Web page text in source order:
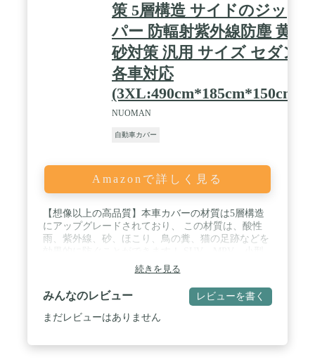
せん。。問題がございましたら、ご気軽にこちらに
連絡ください。返金再送に対応可能です。私たちは
お客様からの問題を解決するために全力を尽くしま
策 5層構造 サイドのジッ
パー 防輻射紫外線防塵 黄
砂対策 汎用 サイズ セダン
各車対応
(3XL:490cm*185cm*150cm)
NUOMAN
自動車カバー
Amazonで詳しく見る
【想像以上の高品質】本車カバーの材質は5層構造
にアップグレードされており、 この材質は、酸性
雨、紫外線、砂、ほこり、鳥の糞、猫の足跡などを
車に最適！収納バッグ付き。 / 【優れた耐風雨性
能】本車カバーは、本体前後に伸縮性のあるボトム
バンドと中央固定バックルを備えています。体にぴ
ったりとフィットし、本商品はより高い耐風性を備
えています。 そして、2層のPE防水材質が車カバー
続きを見る
みんなのレビュー レビューを書く
まだレビューはありません